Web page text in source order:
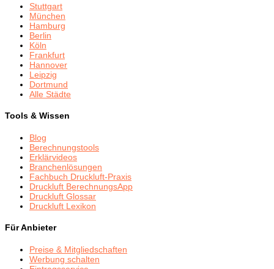
Stuttgart
München
Hamburg
Berlin
Köln
Frankfurt
Hannover
Leipzig
Dortmund
Alle Städte
Tools & Wissen
Blog
Berechnungstools
Erklärvideos
Branchenlösungen
Fachbuch Druckluft-Praxis
Druckluft BerechnungsApp
Druckluft Glossar
Druckluft Lexikon
Für Anbieter
Preise & Mitgliedschaften
Werbung schalten